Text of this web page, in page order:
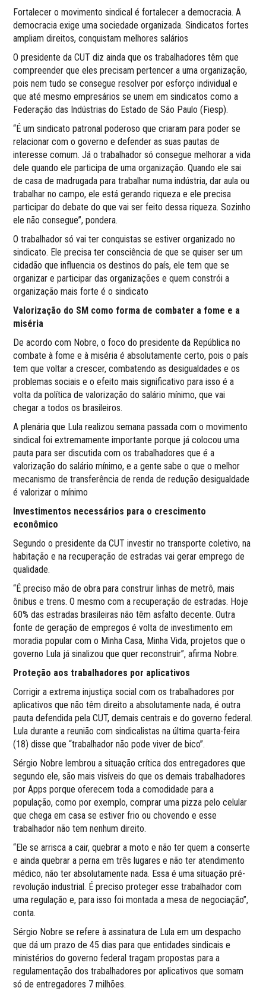
Fortalecer o movimento sindical é fortalecer a democracia. A
democracia exige uma sociedade organizada. Sindicatos fortes
ampliam direitos, conquistam melhores salários
O presidente da CUT diz ainda que os trabalhadores têm que
compreender que eles precisam pertencer a uma organização,
pois nem tudo se consegue resolver por esforço individual e
que até mesmo empresários se unem em sindicatos como a
Federação das Indústrias do Estado de São Paulo (Fiesp).
“É um sindicato patronal poderoso que criaram para poder se
relacionar com o governo e defender as suas pautas de
interesse comum. Já o trabalhador só consegue melhorar a vida
dele quando ele participa de uma organização. Quando ele sai
de casa de madrugada para trabalhar numa indústria, dar aula ou
trabalhar no campo, ele está gerando riqueza e ele precisa
participar do debate do que vai ser feito dessa riqueza. Sozinho
ele não consegue”, pondera.
O trabalhador só vai ter conquistas se estiver organizado no
sindicato. Ele precisa ter consciência de que se quiser ser um
cidadão que influencia os destinos do país, ele tem que se
organizar e participar das organizações e quem constrói a
organização mais forte é o sindicato
Valorização do SM como forma de combater a fome e a
miséria
De acordo com Nobre, o foco do presidente da República no
combate à fome e à miséria é absolutamente certo, pois o país
tem que voltar a crescer, combatendo as desigualdades e os
problemas sociais e o efeito mais significativo para isso é a
volta da política de valorização do salário mínimo, que vai
chegar a todos os brasileiros.
A plenária que Lula realizou semana passada com o movimento
sindical foi extremamente importante porque já colocou uma
pauta para ser discutida com os trabalhadores que é a
valorização do salário mínimo, e a gente sabe o que o melhor
mecanismo de transferência de renda de redução desigualdade
é valorizar o mínimo
Investimentos necessários para o crescimento
econômico
Segundo o presidente da CUT investir no transporte coletivo, na
habitação e na recuperação de estradas vai gerar emprego de
qualidade.
“É preciso mão de obra para construir linhas de metrô, mais
ônibus e trens. O mesmo com a recuperação de estradas. Hoje
60% das estradas brasileiras não têm asfalto decente. Outra
fonte de geração de empregos é volta de investimento em
moradia popular com o Minha Casa, Minha Vida, projetos que o
governo Lula já sinalizou que quer reconstruir”, afirma Nobre.
Proteção aos trabalhadores por aplicativos
Corrigir a extrema injustiça social com os trabalhadores por
aplicativos que não têm direito a absolutamente nada, é outra
pauta defendida pela CUT, demais centrais e do governo federal.
Lula durante a reunião com sindicalistas na última quarta-feira
(18) disse que “trabalhador não pode viver de bico”.
Sérgio Nobre lembrou a situação crítica dos entregadores que
segundo ele, são mais visíveis do que os demais trabalhadores
por Apps porque oferecem toda a comodidade para a
população, como por exemplo, comprar uma pizza pelo celular
que chega em casa se estiver frio ou chovendo e esse
trabalhador não tem nenhum direito.
“Ele se arrisca a cair, quebrar a moto e não ter quem a conserte
e ainda quebrar a perna em três lugares e não ter atendimento
médico, não ter absolutamente nada. Essa é uma situação pré-
revolução industrial. É preciso proteger esse trabalhador com
uma regulação e, para isso foi montada a mesa de negociação”,
conta.
Sérgio Nobre se refere à assinatura de Lula em um despacho
que dá um prazo de 45 dias para que entidades sindicais e
ministérios do governo federal tragam propostas para a
regulamentação dos trabalhadores por aplicativos que somam
só de entregadores 7 milhões.